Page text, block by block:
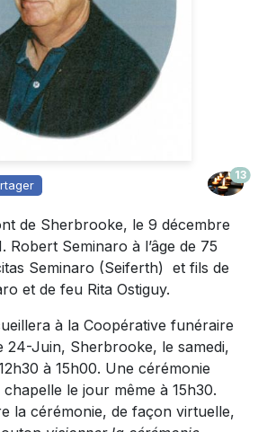
13
de Sherbrooke, le 9 décembre
Robert Seminaro à l’âge de 75
Seminaro (Seiferth) et fils de
et de feu Rita Ostiguy.
à la Coopérative funéraire
24-Juin, Sherbrooke, le samedi,
à 15h00. Une cérémonie
chapelle le jour même à 15h30.
la cérémonie, de façon virtuelle,